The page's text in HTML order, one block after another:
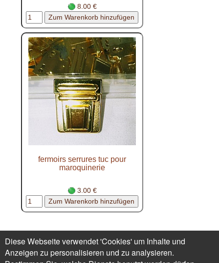
8.00 €
fermoirs serrures tuc pour
maroquinerie
3.00 €
Geschäftsbedingungen
Datenschutz
1.
Diese Webseite verwendet 'Cookies' um Inhalte und
Anzeigen zu personalisieren und zu analysieren.